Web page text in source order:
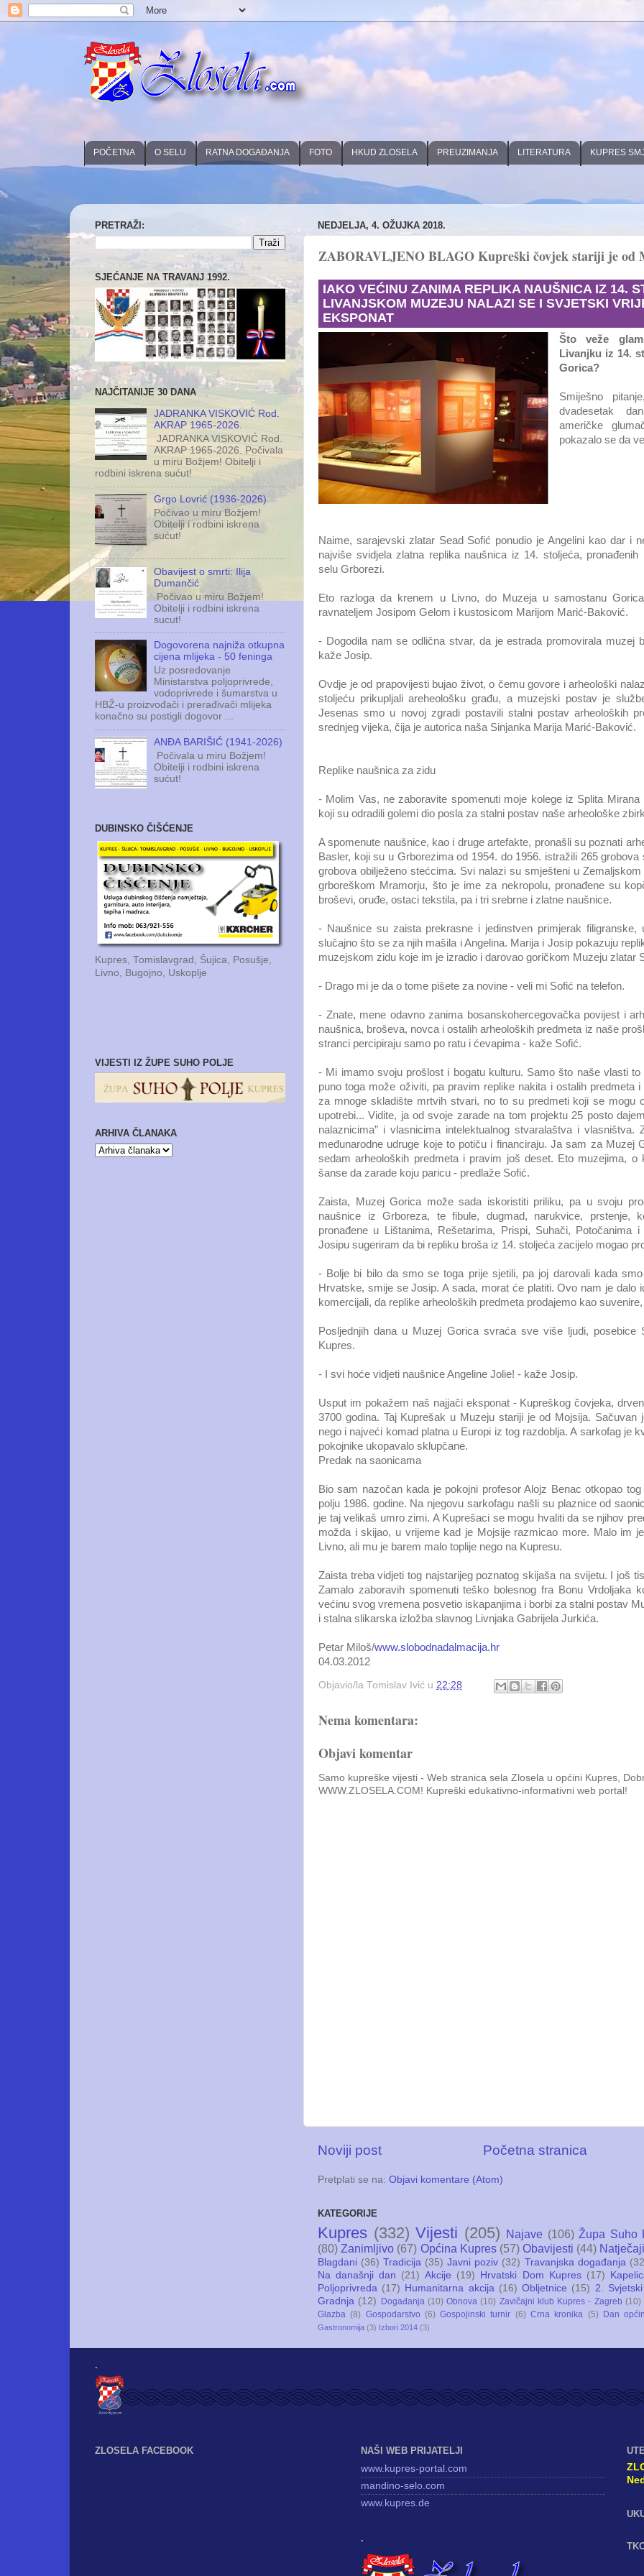
POČETNA O SELU RATNA DOGAĐANJA FOTO HKUD ZLOSELA PREUZIMANJA LITERATURA KUPRES
NEDJELJA, 4. OŽUJKA 2018.
ZABORAVLJENO BLAGO Kupreški čovjek stariji je od
IAKO VEĆINU ZANIMA REPLIKA NAUŠNICA IZ 14.
LIVANJSKOM MUZEJU NALAZI SE I SVJETSKI
EKSPONAT
Što veže
Livanjku iz 14.
Gorica?
Smiješno
dvadesetak
američke
pokazalo se da
Naime, sarajevski zlatar Sead Sofić ponudio je Angelini kao dar i
najviše svidjela zlatna replika naušnica iz 14. stoljeća, pronađenih
selu Grborezi.
Eto razloga da krenem u Livno, do Muzeja u samostanu
ravnateljem Josipom Gelom i kustosicom Marijom Marić-Baković.
- Dogodila nam se odlična stvar, da je estrada promovirala muzej
kaže Josip.
Ovdje je od prapovijesti bujao život, o čemu govore i arheološki
stoljeću prikupljali areheološku građu, a muzejski postav je
Jesenas smo u novoj zgradi postavili stalni postav arheoloških
srednjeg vijeka, čija je autorica naša Sinjanka Marija Marić-Baković.
Replike naušnica za zidu
- Molim Vas, ne zaboravite spomenuti moje kolege iz Splita
koji su odradili golemi dio posla za stalni postav naše arheološke
A spomenute naušnice, kao i druge artefakte, pronašli su poznati
Basler, koji su u Grborezima od 1954. do 1956. istražili 265
grobova obilježeno stećcima. Svi nalazi su smješteni u
grboreškom Mramorju, što je ime za nekropolu, pronađene su
broševi, oruđe, ostaci tekstila, pa i tri srebrne i zlatne naušnice.
- Naušnice su zaista prekrasne i jedinstven primjerak filigranske,
slučajno što se za njih mašila i Angelina. Marija i Josip pokazuju
muzejskom zidu koje im je izradio i darovao goričkom Muzeju zlatar
- Drago mi je da o tome pišete za novine - veli mi Sofić na telefon.
- Znate, mene odavno zanima bosanskohercegovačka povijest i
naušnica, broševa, novca i ostalih arheoloških predmeta iz naše
stranci percipiraju samo po ratu i ćevapima - kaže Sofić.
- Mi imamo svoju prošlost i bogatu kulturu. Samo što naše vlasti
puno toga može oživiti, pa pravim replike nakita i ostalih predmeta
za mnoge skladište mrtvih stvari, no to su predmeti koji se mogu
upotrebi... Vidite, ja od svoje zarade na tom projektu 25 posto
nalaznicima” i vlasnicima intelektualnog stvaralaštva i vlasništva.
međunarodne udruge koje to potiču i financiraju. Ja sam za Muzej
sedam arheoloških predmeta i pravim još deset. Eto muzejima, o
šanse da zarade koju paricu - predlaže Sofić.
Zaista, Muzej Gorica može sada iskoristiti priliku, pa u svoju
naušnice iz Grboreza, te fibule, dugmad, narukvice, prstenje,
pronađene u Lištanima, Rešetarima, Prispi, Suhači, Potočanima
Josipu sugeriram da bi repliku broša iz 14. stoljeća zacijelo mogao
- Bolje bi bilo da smo se toga prije sjetili, pa joj darovali kada
Hrvatske, smije se Josip. A sada, morat će platiti. Ovo nam je dalo
komercijali, da replike arheoloških predmeta prodajemo kao
Posljednjih dana u Muzej Gorica svraća sve više ljudi, posebice
Kupres.
- I svi hoće vidjeti naušnice Angeline Jolie! - kaže Josip.
Usput im pokažem naš najjači eksponat - Kupreškog čovjeka,
3700 godina. Taj Kuprešak u Muzeju stariji je od Mojsija. Sačuvan
nego i najveći komad platna u Europi iz tog razdoblja. A sarkofag je
pokojnike ukopavalo sklupčane.
Predak na saonicama
Bio sam nazočan kada je pokojni profesor Alojz Benac otkopao
polju 1986. godine. Na njegovu sarkofagu našli su plaznice od
je taj velikaš umro zimi. A Kuprešaci se mogu hvaliti da se njihov
možda i skijao, u vrijeme kad je Mojsije razmicao more. Malo im
Livno, ali mu je barem malo toplije nego na Kupresu.
Zaista treba vidjeti tog najstarijeg poznatog skijaša na svijetu. I još
Zamalo zaboravih spomenuti teško bolesnog fra Bonu Vrdoljaka
većinu svog vremena posvetio iskapanjima i borbi za stalni postav
i stalna slikarska izložba slavnog Livnjaka Gabrijela Jurkića.
Petar Miloš/www.slobodnadalmacija.hr
04.03.2012
Objavio/la Tomislav Ivić u 22:28
Nema komentara:
Objavi komentar
Samo kupreške vijesti - Web stranica sela Zlosela u općini Kupres,
WWW.ZLOSELA.COM! Kupreški edukativno-informativni web portal!
Noviji post Početna stranica
Pretplati se na: Objavi komentare (Atom)
KATEGORIJE
Kupres (332) Vijesti (205) Najave (106) Župa Suho
(80) Zanimljivo (67) Općina Kupres (57) Obavijesti (44) Natječaji
Blagdani (36) Tradicija (35) Javni poziv (32) Travanjska događanja
Na današnji dan (21) Akcije (19) Hrvatski Dom Kupres (17)
Poljoprivreda (17) Humanitarna akcija (16) Obljetnice (15) 2.
Gradnja (12) Događanja (10) Obnova (10) Zavičajni klub Kupres - Zagreb (10)
Glazba (8) Gospodarstvo (6) Gospojinski turnir (6) Crna kronika (5) Dan
Gastronomija (3) Izbori 2014 (3)
PRETRAŽI:
SJEĆANJE NA TRAVANJ 1992.
NAJČITANIJE 30 DANA
JADRANKA VISKOVIĆ Rod.
AKRAP 1965-2026.
JADRANKA VISKOVIĆ Rod.
AKRAP 1965-2026. Počivala
u miru Božjem! Obitelji i
rodbini iskrena sućut!
Grgo Lovrić (1936-2026)
Počivao u miru Božjem!
Obitelji i rodbini iskrena
sućut!
Obavijest o smrti: Ilija
Dumančić
Počivao u miru Božjem!
Obitelji i rodbini iskrena
sucut!
Dogovorena najniža otkupna
cijena mlijeka - 50 feninga
Uz posredovanje
Ministarstva poljoprivrede,
vodoprivrede i šumarstva u
HBŽ-u proizvođači i prerađivači mlijeka
konačno su postigli dogovor ...
ANĐA BARIŠIĆ (1941-2026)
Počivala u miru Božjem!
Obitelji i rodbini iskrena
sućut!
DUBINSKO ČIŠĆENJE
Kupres, Tomislavgrad, Šujica, Posušje,
Livno, Bugojno, Uskoplje
VIJESTI IZ ŽUPE SUHO POLJE
ARHIVA ČLANAKA
.
ZLOSELA FACEBOOK
NAŠI WEB PRIJATELJI
www.kupres-portal.com
mandino-selo.com
www.kupres.de
.